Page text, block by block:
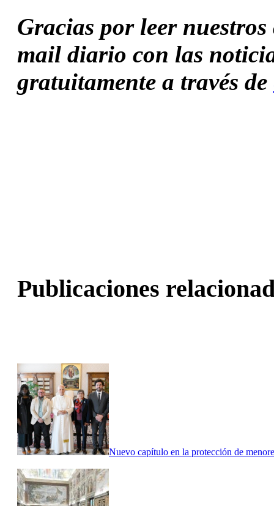
Gracias por leer
mail diario con las
gratuitamente a través de
Publicaciones
Nuevo capítulo en la protección de